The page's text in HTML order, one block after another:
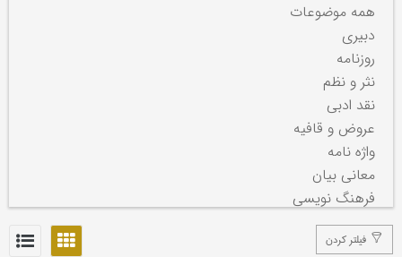
همه موضوعات
دبیری
روزنامه
نثر و نظم
نقد ادبی
عروض و قافیه
واژه نامه
معانی بیان
فرهنگ نویسی
نامه نگاری
بلاغت
فیلتر کردن